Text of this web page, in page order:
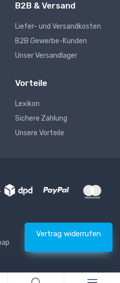
B2B & Versand
Liefer- und Versandkosten
B2B Gewerbe-Kunden
Unser Versandlager
Vorteile
Lexikon
Sichere Zahlung
Unsere Vorteile
Vertrag widerrufen